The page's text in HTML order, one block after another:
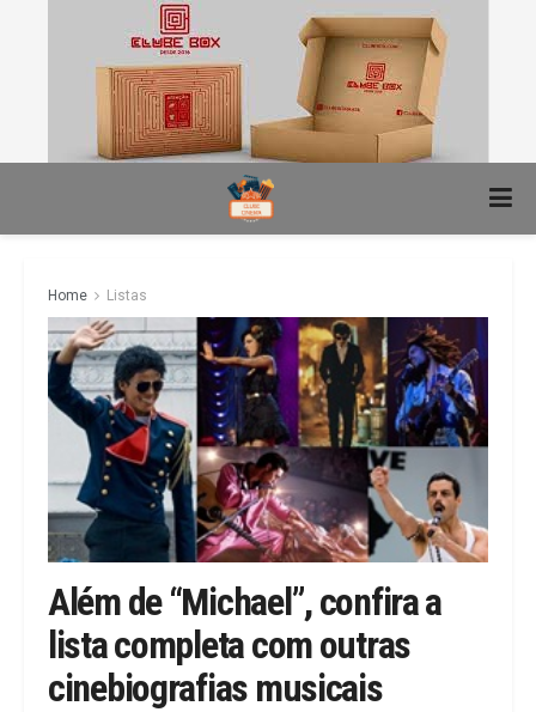
Home Listas
Além de “Michael”, confira a
lista completa com outras
cinebiografias musicais